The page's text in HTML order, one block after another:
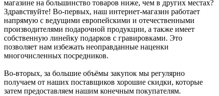
магазине на большинство товаров ниже, чем в других местах?
Здравствуйте! Во-первых, наш интернет-магазин работает
напрямую с ведущими европейскими и отечественными
производителями подарочной продукции, а также имеет
собственную линейку подарков с гравировками. Это
позволяет нам избежать неоправданные наценки
многочисленных посредников.
Во-вторых, за большие объёмы закупок мы регулярно
получаем от наших поставщиков хорошие скидки, которые
затем предоставляем нашим конечным покупателям.